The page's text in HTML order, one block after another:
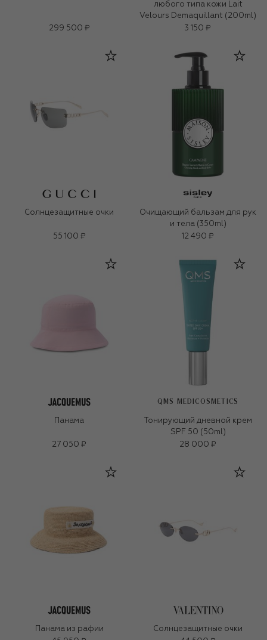
299 500 ₽
любого типа кожи Lait
Velours Demaquillant (200ml)
3 150 ₽
Солнцезащитные очки
55 100 ₽
Очищающий бальзам для рук
и тела (350ml)
12 490 ₽
Панама
27 050 ₽
QMS MEDICOSMETICS
Тонирующий дневной крем
SPF 50 (50ml)
28 000 ₽
Панама из рафии
Солнцезащитные очки